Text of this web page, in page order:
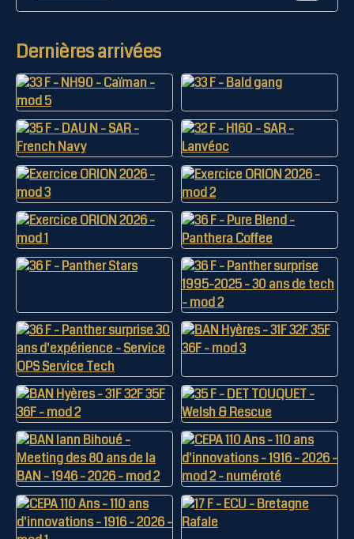
Dernières arrivées